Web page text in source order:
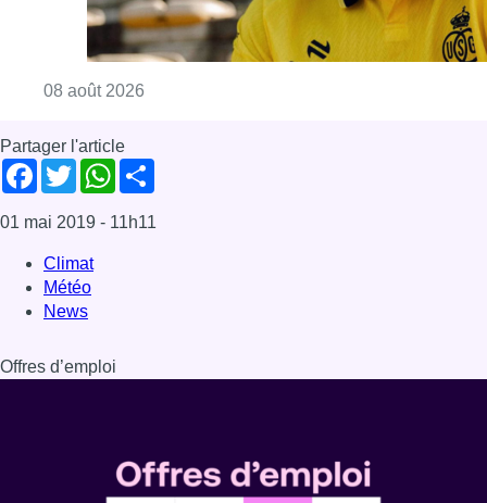
08 août 2026
Partager l'article
Facebook
TwitterWhatsApp
01 mai 2019 - 11h11
Climat
Météo
News
Offres d’emploi